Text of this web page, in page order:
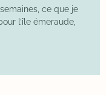
ce que je
l’île émeraude,